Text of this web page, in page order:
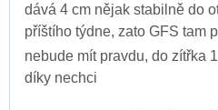
dává 4 cm nějak stabilně do
příštího týdne, zato GFS tam
nebude mít pravdu, do zítřka
díky nechci